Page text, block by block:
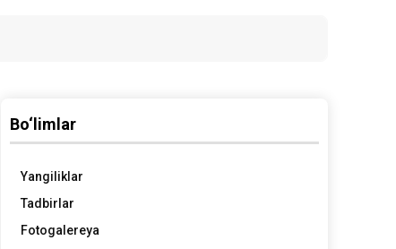
Bo‘limlar
Yangiliklar
Tadbirlar
Fotogalereya